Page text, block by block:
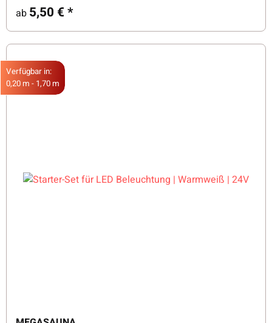
ab 5,50 €*
Verfügbar in:
0,20 m - 1,70 m